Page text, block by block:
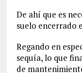
De ahí que es
suelo encerrado
Regando en
sequía, lo que
de